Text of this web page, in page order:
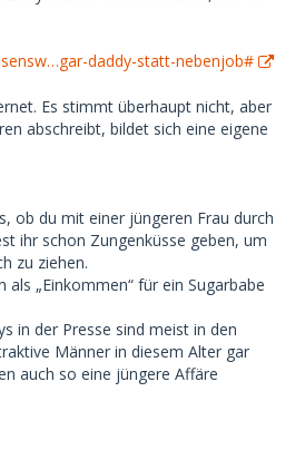
daddy-statt-nebenjob#
Es stimmt überhaupt nicht, aber
abschreibt, bildet sich eine eigene
ob du mit einer jüngeren Frau durch
ihr schon Zungenküsse geben, um
zu ziehen.
als „Einkommen“ für ein Sugarbabe
in der Presse sind meist in den
Männer in diesem Alter gar
auch so eine jüngere Affäre